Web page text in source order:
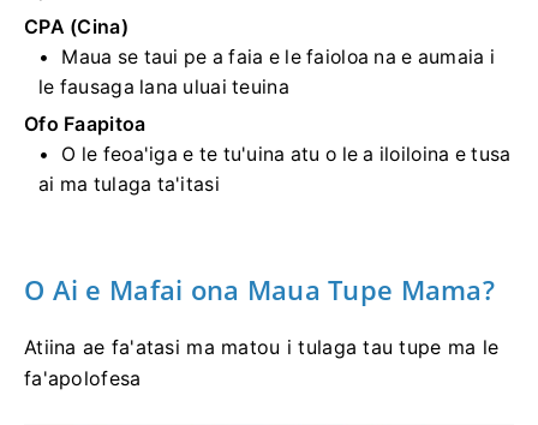
CPA (Cina)
Maua se taui pe a faia e le faioloa na e aumaia i
le fausaga lana uluai teuina
Ofo Faapitoa
O le feoa'iga e te tu'uina atu o le a iloiloina e tusa
ai ma tulaga ta'itasi
O Ai e Mafai ona Maua Tupe Mama?
Atiina ae fa'atasi ma matou i tulaga tau tupe ma le
fa'apolofesa